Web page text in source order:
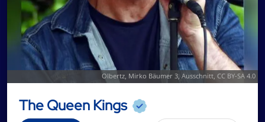
Olbertz, Mirko Bäumer 3, Ausschnitt, CC BY-SA 4.0
The Queen Kings